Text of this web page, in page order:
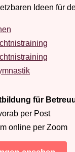
Ideen für
für
per Post
online per Zoom